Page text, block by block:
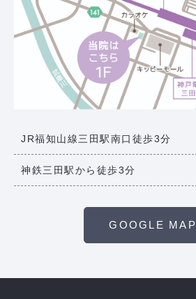
JR福知山線三田駅南口徒歩3分
神鉄三田駅から徒歩3分
GOOGLE MAP